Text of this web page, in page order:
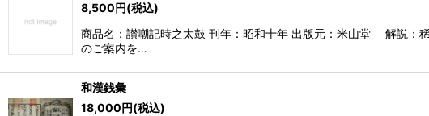
8,500円(税込)
商品名：讃嘲記時之太鼓 刊年：昭和十年 出版元：米山堂 解説
のご案内を…
和漢銭彙
18,000円(税込)